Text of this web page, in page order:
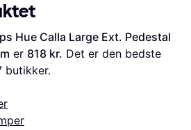
Hue Calla Large Ext. Pedestal
er 818 kr. Det er den bedste
butikker.